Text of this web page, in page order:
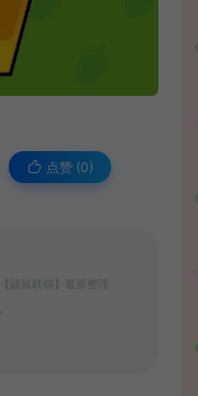
点赞 (0)
鼹鼠联萌】最新整理